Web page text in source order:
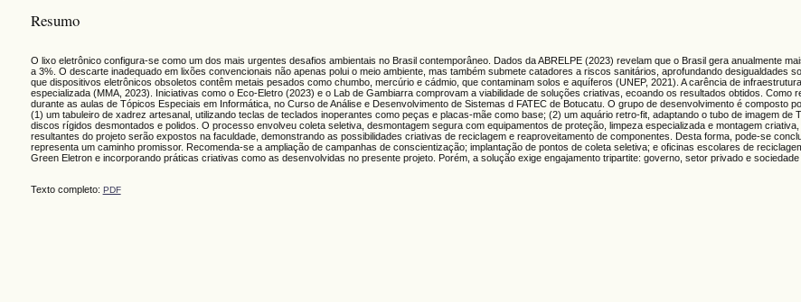
Resumo
O lixo eletrônico configura-se como um dos mais urgentes desafios ambientais no Brasil contemporâneo. Dados da ABRELPE (2023) revelam que o Brasil gera anualmente
a 3%. O descarte inadequado em lixões convencionais não apenas polui o meio ambiente, mas também submete catadores a riscos sanitários, aprofundando desigualdades
que dispositivos eletrônicos obsoletos contêm metais pesados como chumbo, mercúrio e cádmio, que contaminam solos e aquíferos (UNEP, 2021). A carência de
especializada (MMA, 2023). Iniciativas como o Eco-Eletro (2023) e o Lab de Gambiarra comprovam a viabilidade de soluções criativas, ecoando os resultados obtidos.
durante as aulas de Tópicos Especiais em Informática, no Curso de Análise e Desenvolvimento de Sistemas d FATEC de Botucatu. O grupo de desenvolvimento é
(1) um tabuleiro de xadrez artesanal, utilizando teclas de teclados inoperantes como peças e placas-mãe como base; (2) um aquário retro-fit, adaptando o tubo de imagem
discos rígidos desmontados e polidos. O processo envolveu coleta seletiva, desmontagem segura com equipamentos de proteção, limpeza especializada e montagem
resultantes do projeto serão expostos na faculdade, demonstrando as possibilidades criativas de reciclagem e reaproveitamento de componentes. Desta forma, pode-se
representa um caminho promissor. Recomenda-se a ampliação de campanhas de conscientização; implantação de pontos de coleta seletiva; e oficinas escolares de
Green Eletron e incorporando práticas criativas como as desenvolvidas no presente projeto. Porém, a solução exige engajamento tripartite: governo, setor privado e sociedade
Texto completo: PDF